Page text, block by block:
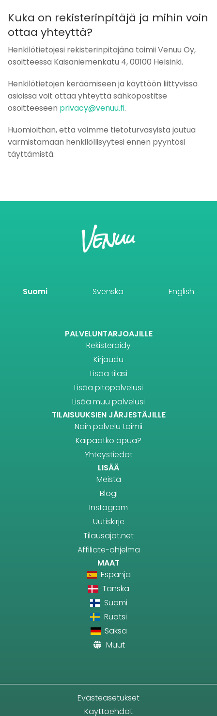
Kuka on rekisterinpitäjä ja mihin voin
ottaa yhteyttä?
Henkilötietojesi rekisterinpitäjänä toimii Venuu Oy,
osoitteessa Kaisaniemenkatu 4, 00100 Helsinki.
Henkilötietojen keräämiseen ja käyttöön liittyvissä
asioissa voit ottaa yhteyttä sähköpostitse
osoitteeseen privacy@venuu.fi.
Huomioithan, että voimme tietoturvasyistä joutua
varmistamaan henkilöllisyytesi ennen pyyntösi
täyttämistä.
Suomi Svenska English
PALVELUNTARJOAJILLE
Rekisteröidy
Kirjaudu
Lisää tilasi
Lisää pitopalvelusi
Lisää muu palvelusi
TILAISUUKSIEN JÄRJESTÄJILLE
Näin palvelu toimii
Kaipaatko apua?
Yhteystiedot
LISÄÄ
Meistä
Blogi
Instagram
Uutiskirje
Tilausajot.net
Affiliate-ohjelma
MAAT
Espanja
Tanska
Suomi
Ruotsi
Saksa
Muut
Evästeasetukset
Käyttöehdot